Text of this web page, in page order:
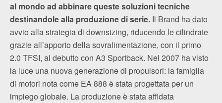
al mondo ad abbinare queste soluzioni tecniche
destinandole alla produzione di serie. Il Brand ha dato
avvio alla strategia di downsizing, riducendo le cilindrate
grazie all’apporto della sovralimentazione, con il primo
2.0 TFSI, al debutto con A3 Sportback. Nel 2007 ha visto
la luce una nuova generazione di propulsori: la famiglia
di motori nota come EA 888 è stata progettata per un
impiego globale. La produzione è stata affidata